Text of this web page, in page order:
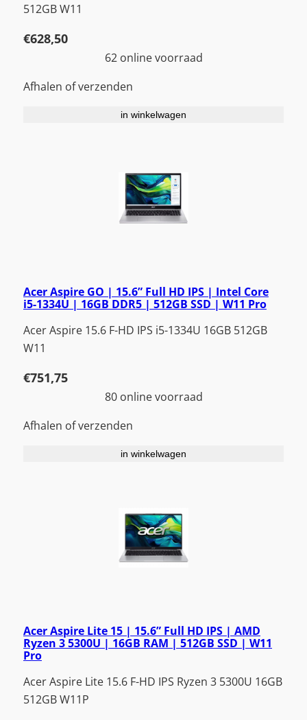
512GB W11
€628,50
62 online voorraad
Afhalen of verzenden
in winkelwagen
Acer Aspire GO | 15.6” Full HD IPS | Intel Core
i5-1334U | 16GB DDR5 | 512GB SSD | W11 Pro
Acer Aspire 15.6 F-HD IPS i5-1334U 16GB 512GB
W11
€751,75
80 online voorraad
Afhalen of verzenden
in winkelwagen
Acer Aspire Lite 15 | 15.6” Full HD IPS | AMD
Ryzen 3 5300U | 16GB RAM | 512GB SSD | W11
Pro
Acer Aspire Lite 15.6 F-HD IPS Ryzen 3 5300U 16GB
512GB W11P